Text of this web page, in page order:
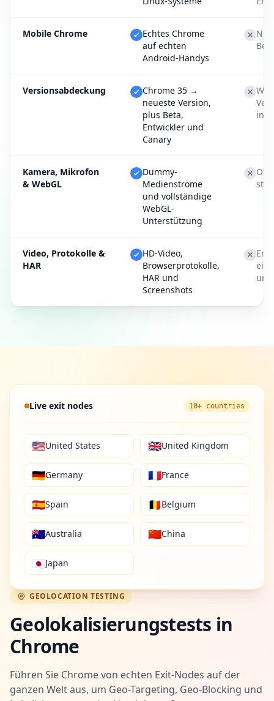
Mobile Chrome
Echtes Chrome
auf echten
Android-Handys
Versionsabdeckung
Chrome 35 →
neueste Version,
plus Beta,
Entwickler und
Canary
Kamera, Mikrofon
& WebGL
Dummy-
Medienströme
und vollständige
WebGL-
Unterstützung
Oft
Video, Protokolle &
HAR
HD-Video,
Browserprotokolle,
HAR und
Screenshots
Live exit nodes 10+ countries
🇺🇸United States 🇬🇧United Kingdom
🇩🇪Germany 🇫🇷France
🇪🇸Spain 🇧🇪Belgium
🇦🇺Australia 🇨🇳China
🇯🇵Japan
GEOLOCATION TESTING
Geolokalisierungstests in
Chrome
Führen Sie Chrome von echten Exit-Nodes auf der
ganzen Welt aus, um Geo-Targeting, Geo-Blocking und